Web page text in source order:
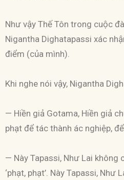
Như vậy Thế Tôn trong cuộc
Nigantha Dighatapassi xác
điểm (của mình).
Khi nghe nói vậy, Nigantha
— Hiền giả Gotama, Hiền giả
phạt để tác thành ác nghiệp,
— Này Tapassi, Như Lai
‘phạt, phạt’. Này Tapassi,